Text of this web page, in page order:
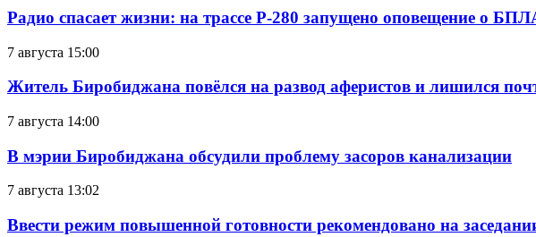
Радио спасает жизни: на трассе Р-280 запущено оповещение о
7 августа 15:00
Житель Биробиджана повёлся на развод аферистов и лишился
7 августа 14:00
В мэрии Биробиджана обсудили проблему засоров канализации
7 августа 13:02
Ввести режим повышенной готовности рекомендовано на